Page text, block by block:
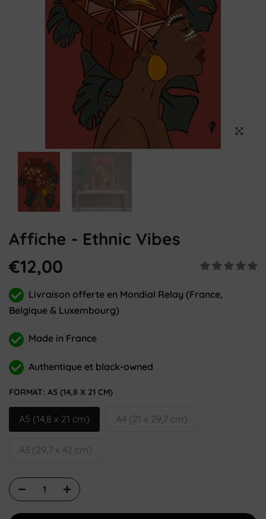
Cliquez
Affiche - Ethnic Vibes
€12,00
Livraison offerte en Mondial Relay (France,
Belgique & Luxembourg)
Made in France
Authentique et black-owned
FORMAT: A5 (14,8 X 21 CM)
A5 (14,8 x 21 cm) A4 (21 x 29,7 cm)
A3 (29,7 x 42 cm)